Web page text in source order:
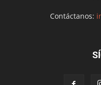
Contáctanos: